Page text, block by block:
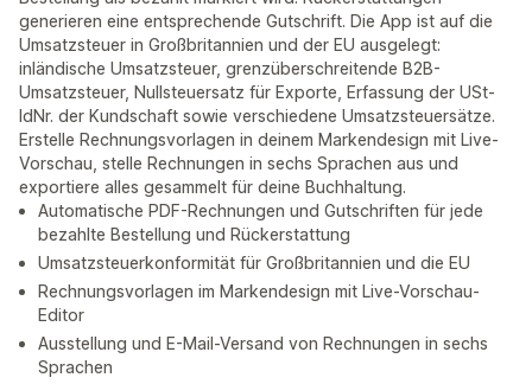
generieren eine entsprechende Gutschrift. Die App ist auf die
Umsatzsteuer in Großbritannien und der EU ausgelegt:
inländische Umsatzsteuer, grenzüberschreitende B2B-
Umsatzsteuer, Nullsteuersatz für Exporte, Erfassung der USt-
IdNr. der Kundschaft sowie verschiedene Umsatzsteuersätze.
Erstelle Rechnungsvorlagen in deinem Markendesign mit Live-
Vorschau, stelle Rechnungen in sechs Sprachen aus und
exportiere alles gesammelt für deine Buchhaltung.
Automatische PDF-Rechnungen und Gutschriften für jede
bezahlte Bestellung und Rückerstattung
Umsatzsteuerkonformität für Großbritannien und die EU
Rechnungsvorlagen im Markendesign mit Live-Vorschau-
Editor
Ausstellung und E-Mail-Versand von Rechnungen in sechs
Sprachen